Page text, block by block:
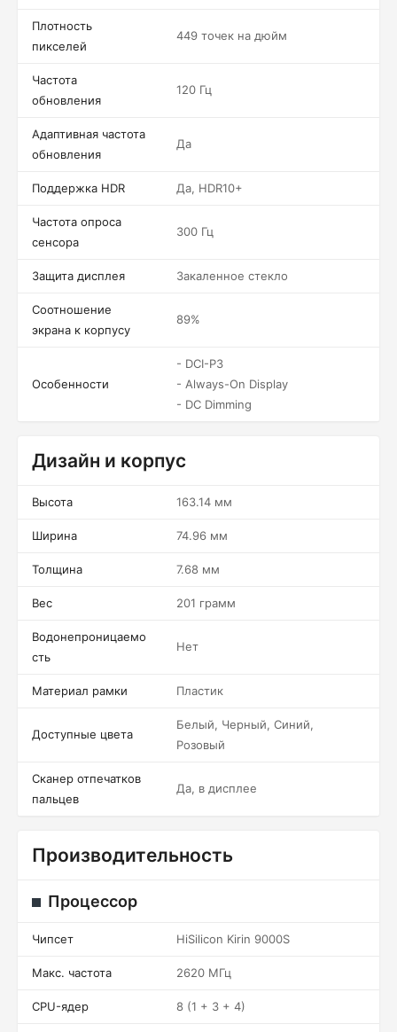
Плотность
пикселей
449 точек на дюйм
Частота
обновления
120 Гц
Адаптивная частота
обновления
Да
Поддержка HDR Да, HDR10+
Частота опроса
сенсора
300 Гц
Защита дисплея Закаленное стекло
Соотношение
экрана к корпусу
89%
Особенности
- DCI-P3
- Always-On Display
- DC Dimming
Дизайн и корпус
Высота 163.14 мм
Ширина 74.96 мм
Толщина 7.68 мм
Вес 201 грамм
Водонепроницаемо
сть
Нет
Материал рамки Пластик
Доступные цвета
Белый, Черный, Синий,
Розовый
Сканер отпечатков
пальцев
Да, в дисплее
Производительность
Процессор
Чипсет HiSilicon Kirin 9000S
Макс. частота 2620 МГц
CPU-ядер 8 (1 + 3 + 4)